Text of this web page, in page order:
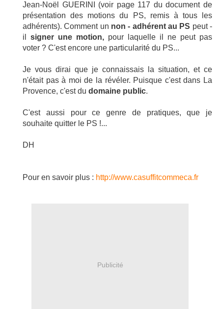
Jean-Noël GUERINI (voir page 117 du document de
présentation des motions du PS, remis à tous les
adhérents). Comment un non - adhérent au PS peut -
il signer une motion, pour laquelle il ne peut pas
voter ? C'est encore une particularité du PS...
Je vous dirai que je connaissais la situation, et ce
n'était pas à moi de la révéler. Puisque c'est dans La
Provence, c'est du domaine public.
C'est aussi pour ce genre de pratiques, que je
souhaite quitter le PS !...
DH
Pour en savoir plus : http://www.casuffitcommeca.fr
Publicité